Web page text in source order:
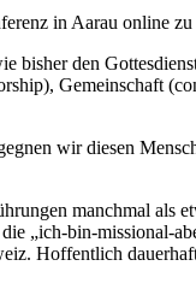
in Aarau online
bisher den
Gemeinschaft
wir diesen
manchmal als
„ich-bin-missional-
Hoffentlich